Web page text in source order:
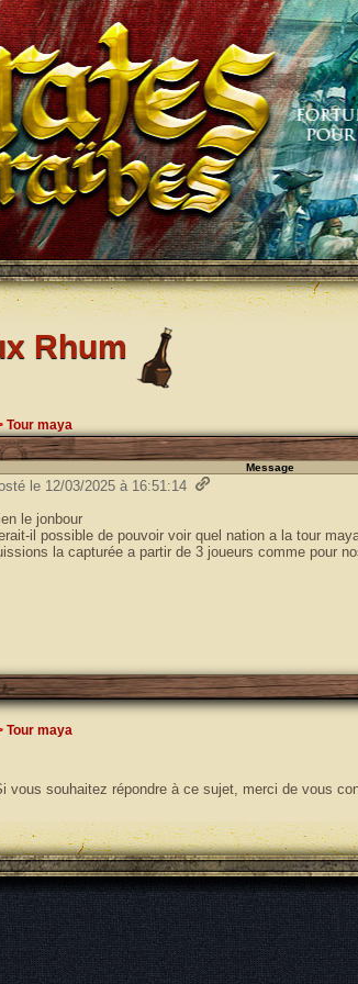
Rhum
Tour maya
Message
le 12/03/2025 à 16:51:14
le jonbour
il possible de pouvoir voir quel nation a la tour
la capturée a partir de 3 joueurs comme pour
Tour maya
vous souhaitez répondre à ce sujet, merci de vous